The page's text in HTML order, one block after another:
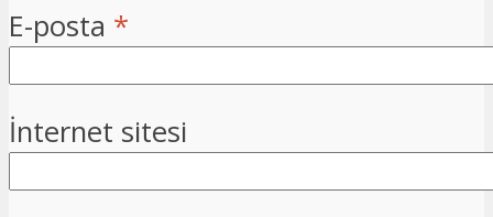
E-posta *
İnternet sitesi